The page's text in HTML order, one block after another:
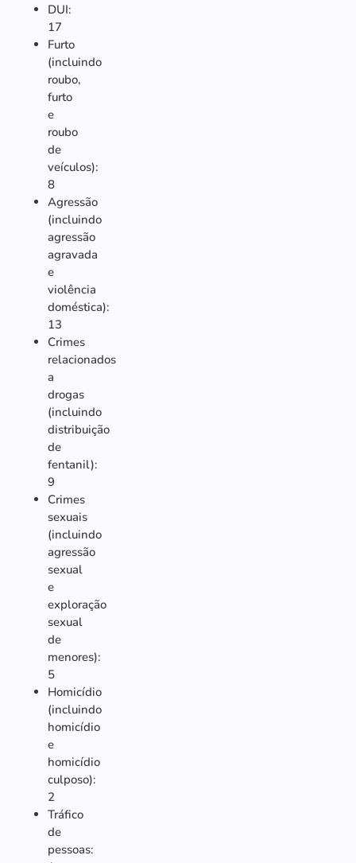
DUI:
17
Furto
(incluindo
roubo,
furto
e
roubo
de
veículos):
8
Agressão
(incluindo
agressão
agravada
e
violência
doméstica):
13
Crimes
relacionados
a
drogas
(incluindo
distribuição
de
fentanil):
9
Crimes
sexuais
(incluindo
agressão
sexual
e
exploração
sexual
de
menores):
5
Homicídio
(incluindo
homicídio
e
homicídio
culposo):
2
Tráfico
de
pessoas: